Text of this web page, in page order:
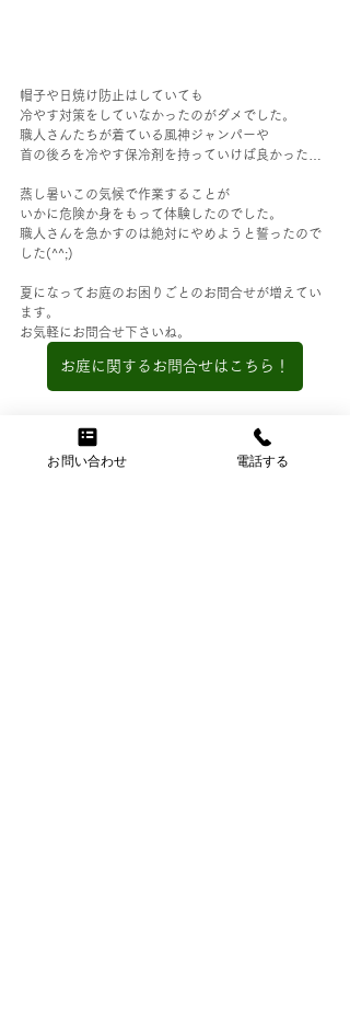
帽子や日焼け防止はしていても
冷やす対策をしていなかったのがダメでした。
職人さんたちが着ている風神ジャンパーや
首の後ろを冷やす保冷剤を持っていけば良かった…
蒸し暑いこの気候で作業することが
いかに危険か身をもって体験したのでした。
職人さんを急かすのは絶対にやめようと誓ったので
した(^^;)
夏になってお庭のお困りごとのお問合せが増えてい
ます。
お気軽にお問合せ下さいね。
お庭に関するお問合せはこちら！
ガーデンリフォーム 庭の管理
お問い合わせ 電話する